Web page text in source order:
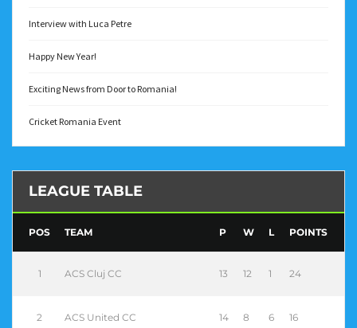
Interview with Luca Petre
Happy New Year!
Exciting News from Door to Romania!
Cricket Romania Event
LEAGUE TABLE
POS TEAM P W L POINTS
1 ACS Cluj CC 13 12 1 24
2 ACS United CC 14 8 6 16